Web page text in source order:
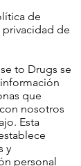
de
de
to Drugs se
que
nosotros
Esta
y
personal